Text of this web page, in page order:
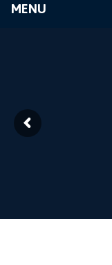
MENU